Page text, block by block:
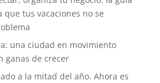
tus vacaciones no se
una ciudad en movimiento
ganas de crecer
a la mitad del año. Ahora es